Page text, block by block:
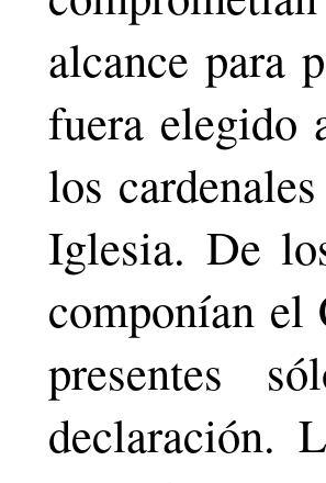
alcance para
fuera elegido
los
Iglesia. De
componían el
presentes
declaración.